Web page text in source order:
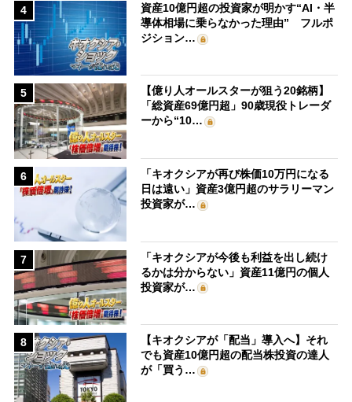
4
資産10億円超の投資家が明かす“AI・半
導体相場に乗らなかった理由” フルポ
ジション…
5
【億り人オールスターが狙う20銘柄】
「総資産69億円超」90歳現役トレーダ
ーから“10…
6
「キオクシアが再び株価10万円になる
日は遠い」資産3億円超のサラリーマン
投資家が…
7
「キオクシアが今後も利益を出し続け
るかは分からない」資産11億円の個人
投資家が…
8
【キオクシアが「配当」導入へ】それ
でも資産10億円超の配当株投資の達人
が「買う…